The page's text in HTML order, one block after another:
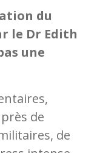
du
le Dr Edith
une
de
de